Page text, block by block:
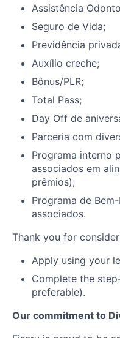
Assistência
Seguro de Vida;
Previdência
Auxílio creche;
Bônus/PLR;
Total Pass;
Day Off de
Parceria com
Programa interno
associados em
prêmios);
Programa de
associados.
Thank you for
Apply using your
Complete the
preferable).
Our commitment to